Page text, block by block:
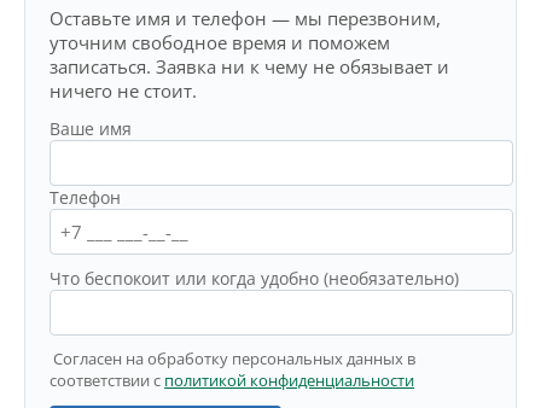
Оставьте имя и телефон — мы перезвоним,
уточним свободное время и поможем
записаться. Заявка ни к чему не обязывает и
ничего не стоит.
Ваше имя
Телефон
Что беспокоит или когда удобно (необязательно)
Согласен на обработку персональных данных в
соответствии с политикой конфиденциальности